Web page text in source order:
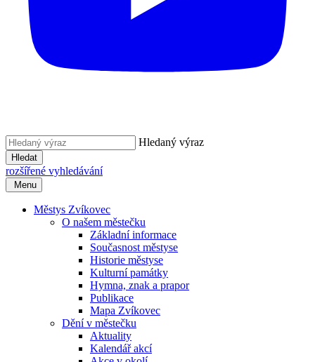
Hledaný výraz
Hledat
rozšířené vyhledávání
Menu
Městys Zvíkovec
O našem městečku
Základní informace
Současnost městyse
Historie městyse
Kulturní památky
Hymna, znak a prapor
Publikace
Mapa Zvíkovec
Dění v městečku
Aktuality
Kalendář akcí